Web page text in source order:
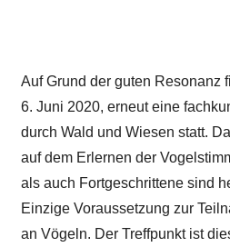
Auf Grund der guten Resonanz
6. Juni 2020, erneut eine
durch Wald und Wiesen statt.
auf dem Erlernen der
als auch Fortgeschrittene sind
Einzige Voraussetzung zur
an Vögeln. Der Treffpunkt ist